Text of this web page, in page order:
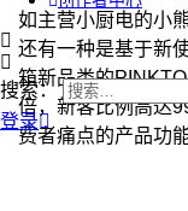
搜索：
登录
如主营小厨电的小
还有一种是基于新
箱新品类的
倍，新客比例高达
费者痛点的产品功